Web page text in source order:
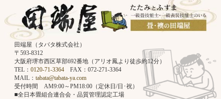
田端屋（タバタ株式会社）
〒593-8312
大阪府堺市西区草部692番地（アリオ鳳より徒歩約12分）
TEL： 0120-71-3364FAX：072-271-3364
MAIL： tabata@tabata-ya.com
受付時間 AM9:00～PM18:00（定休日/日･祝）
■全日本畳組合連合会・品質管理認定工場